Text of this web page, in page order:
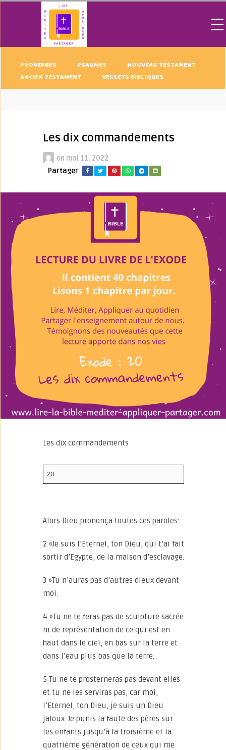
PROVERBES PSAUMES
NOUVEAU TESTAMENT
ANCIEN TESTAMENT
VERSETS BIBLIQUES
Les dix commandements
on mai 11, 2022
Partager
Les dix commandements
20
Alors Dieu prononça toutes ces paroles:
2 «Je suis l’Eternel, ton Dieu, qui t’ai fait
sortir d’Egypte, de la maison d’esclavage.
3 »Tu n’auras pas d’autres dieux devant
moi.
4 »Tu ne te feras pas de sculpture sacrée
ni de représentation de ce qui est en
haut dans le ciel, en bas sur la terre et
dans l’eau plus bas que la terre.
5 Tu ne te prosterneras pas devant elles
et tu ne les serviras pas, car moi,
l’Eternel, ton Dieu, je suis un Dieu
jaloux. Je punis la faute des pères sur
les enfants jusqu’à la troisième et la
quatrième génération de ceux qui me